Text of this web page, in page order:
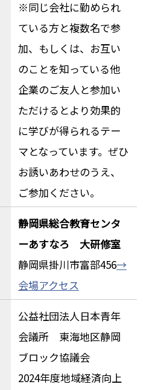
※同じ会社に勤められ
ている方と複数名で参
加、もしくは、お互い
のことを知っている他
企業のご友人と参加い
ただけるとより効果的
に学びが得られるテー
マとなっています。ぜひ
お誘いあわせのうえ、
ご参加ください。
静岡県総合教育センタ
ーあすなろ 大研修室
静岡県掛川市富部456→
会場アクセス
公益社団法人日本青年
会議所 東海地区静岡
ブロック協議会
2024年度地域経済向上